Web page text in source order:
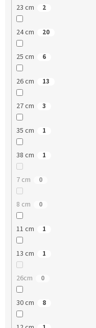
23 cm 2
24 cm 20
25 cm 6
26 cm 13
27 cm 3
35 cm 1
38 cm 1
7 cm 0
8 cm 0
11 cm 1
13 cm 1
26cm 0
30 cm 8